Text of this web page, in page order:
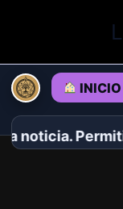
INICIO